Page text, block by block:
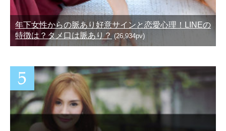
年下女性からの脈あり好意サインと恋愛心理！LINEの
特徴は？タメ口は脈あり？ (26,934pv)